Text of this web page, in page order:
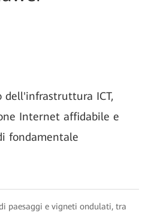
dell'infrastruttura ICT,
Internet affidabile e
fondamentale
paesaggi e vigneti ondulati, tra